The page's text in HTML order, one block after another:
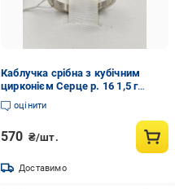
Каблучка срібна з кубічним
цирконієм Серце р. 16 1,5 г
(3037989536)
оцінити
570 ₴/шт.
Доставимо